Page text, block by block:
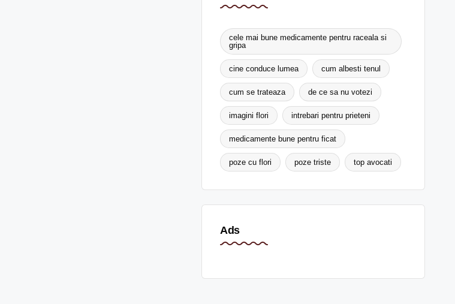
cele mai bune medicamente pentru raceala si
gripa
cine conduce lumea cum albesti tenul
cum se trateaza de ce sa nu votezi
imagini flori intrebari pentru prieteni
medicamente bune pentru ficat
poze cu flori poze triste top avocati
Ads